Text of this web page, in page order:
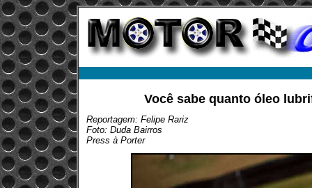
Você sabe quanto óleo
Reportagem: Felipe Rariz
Foto: Duda Bairros
Press à Porter